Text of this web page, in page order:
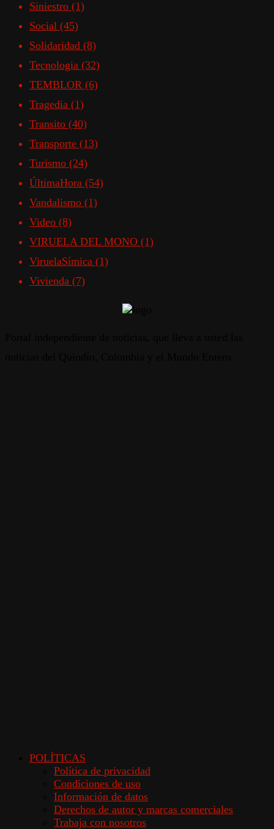
Siniestro (1)
Social (45)
Solidaridad (8)
Tecnologia (32)
TEMBLOR (6)
Tragedia (1)
Transito (40)
Transporte (13)
Turismo (24)
ÚltimaHora (54)
Vandalismo (1)
Video (8)
VIRUELA DEL MONO (1)
ViruelaSímica (1)
Vivienda (7)
POLÍTICAS
Política de privacidad
Condiciones de uso
Información de datos
Derechos de autor y marcas comerciales
Trabaja con nosotros